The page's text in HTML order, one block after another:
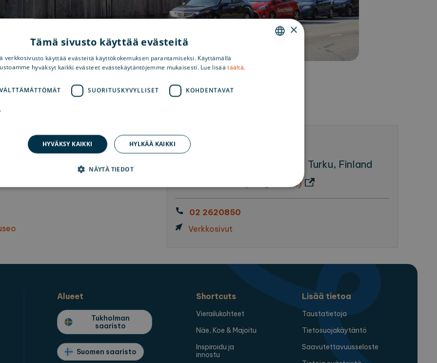
kauniissa
Aurajoen
sulavan herkullisia, tule
Osoitetiedot
Itäinen Rantakatu 38, 20101 Turku, Finland
Reitti kohteeseen (Google Maps)
02 2620850
Verkkosivut
Alueet
Tukholman
saaristo
Suomen saaristo
Shortcuts
Vierailukohteet
Näe, Koe & Majoitu
Inspiroidu ja
innostu
Lisää tietoa
Taustatietoja
Tietosuojakäytäntö
Saavutettavuusseloste
×
Tämä sivusto käyttää evästeitä
verkkosivusto käyttää evästeitä käyttökokemuksen parantamiseksi. Käyttämällä
hyväksyt kaikki evästeet evästekäytäntöjemme mukaisesti. Lue lisää täältä.
SUORITUSKYVYLLISET KOHDENTAVAT
HYVÄKSY KAIKKI HYLKÄÄ KAIKKI
NÄYTÄ TIEDOT
evästeet mahdollistavat verkkosivuston perustoiminnot, kuten käyttäjän kirjautumisen ja tilinhallinnan. Sivustoa
välttämättömiä evästeitä.
Istunto
Istunto Tallentaaksesi valitun alueen
Päättymisaika Kuvaus